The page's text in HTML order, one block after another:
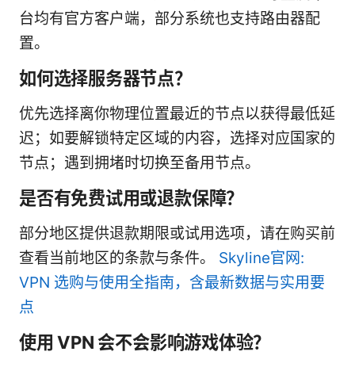
台均有官方客户端，部分系统也支持路由器配
置。
如何选择服务器节点？
优先选择离你物理位置最近的节点以获得最低延
迟；如要解锁特定区域的内容，选择对应国家的
节点；遇到拥堵时切换至备用节点。
是否有免费试用或退款保障？
部分地区提供退款期限或试用选项，请在购买前
查看当前地区的条款与条件。 Skyline官网:
VPN 选购与使用全指南，含最新数据与实用要
点
使用 VPN 会不会影响游戏体验？